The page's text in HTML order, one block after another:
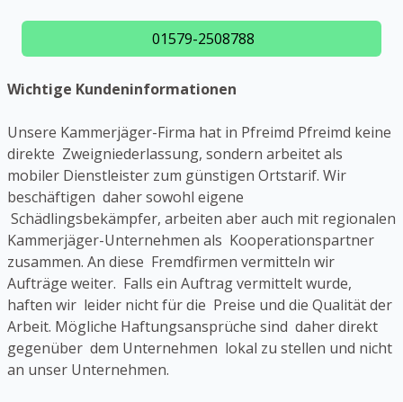
01579-2508788
Wichtige Kundeninformationen
Unsere Kammerjäger-Firma hat in Pfreimd Pfreimd keine
direkte Zweigniederlassung, sondern arbeitet als
mobiler Dienstleister zum günstigen Ortstarif. Wir
beschäftigen daher sowohl eigene
Schädlingsbekämpfer, arbeiten aber auch mit regionalen
Kammerjäger-Unternehmen als Kooperationspartner
zusammen. An diese Fremdfirmen vermitteln wir
Aufträge weiter. Falls ein Auftrag vermittelt wurde,
haften wir leider nicht für die Preise und die Qualität der
Arbeit. Mögliche Haftungsansprüche sind daher direkt
gegenüber dem Unternehmen lokal zu stellen und nicht
an unser Unternehmen.